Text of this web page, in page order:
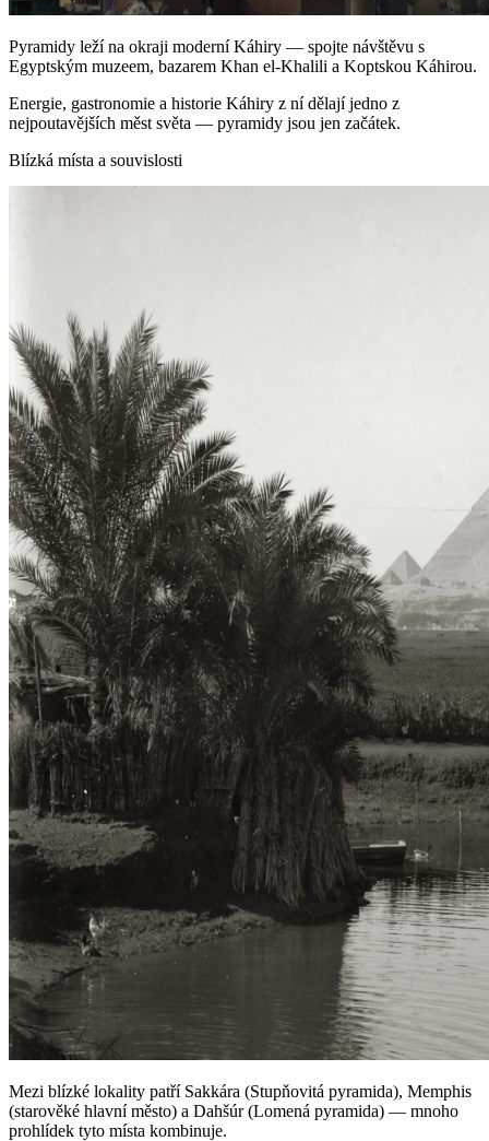
Pyramidy leží na okraji moderní Káhiry — spojte návštěvu s
Egyptským muzeem, bazarem Khan el‑Khalili a Koptskou Káhirou.
Energie, gastronomie a historie Káhiry z ní dělají jedno z
nejpoutavějších měst světa — pyramidy jsou jen začátek.
Blízká místa a souvislosti
Mezi blízké lokality patří Sakkára (Stupňovitá pyramida), Memphis
(starověké hlavní město) a Dahšúr (Lomená pyramida) — mnoho
prohlídek tyto místa kombinuje.